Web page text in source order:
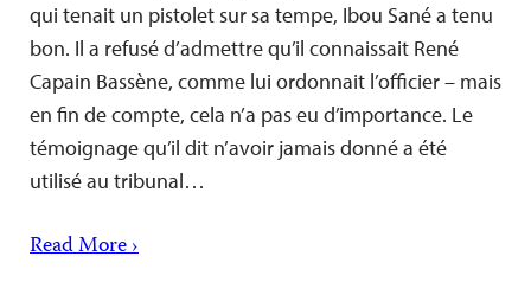
qui tenait un pistolet sur sa tempe, Ibou Sané a tenu
bon. Il a refusé d’admettre qu’il connaissait René
Capain Bassène, comme lui ordonnait l’officier – mais
en fin de compte, cela n’a pas eu d’importance. Le
témoignage qu’il dit n’avoir jamais donné a été
utilisé au tribunal…
Read More ›